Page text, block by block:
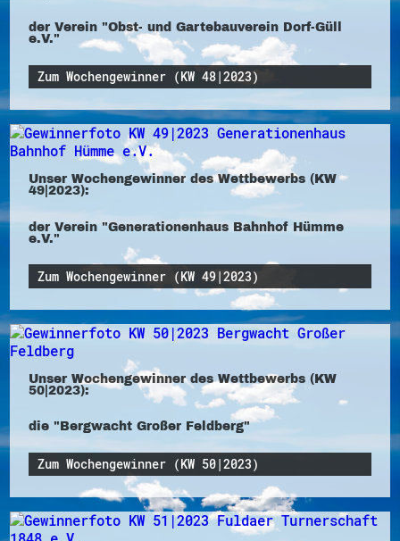
der Verein "Obst- und Gartebauverein Dorf-Güll
e.V."
Zum Wochengewinner (KW 48|2023)
Unser Wochengewinner des Wettbewerbs (KW
49|2023):
der Verein "Generationenhaus Bahnhof Hümme
e.V."
Zum Wochengewinner (KW 49|2023)
Unser Wochengewinner des Wettbewerbs (KW
50|2023):
die "Bergwacht Großer Feldberg"
Zum Wochengewinner (KW 50|2023)